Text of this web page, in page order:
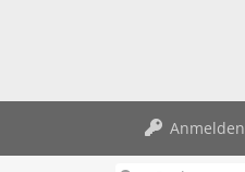
Anmelden